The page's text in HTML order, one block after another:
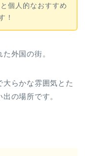
個人的なおすすめ
！
外国の街。
らかな雰囲気とた
の場所です。